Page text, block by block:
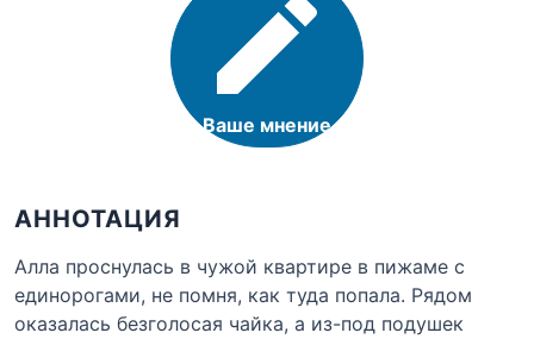
Ваше мнение
АННОТАЦИЯ
Алла проснулась в чужой квартире в пижаме с
единорогами, не помня, как туда попала. Рядом
оказалась безголосая чайка, а из-под подушек